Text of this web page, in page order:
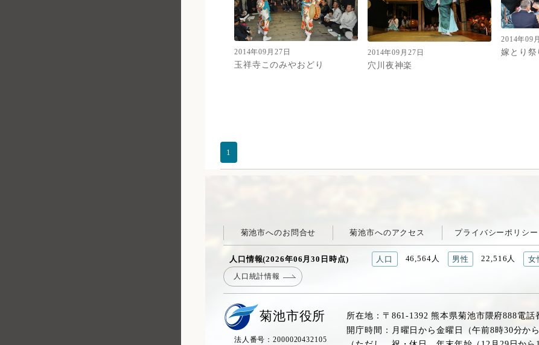
2014年09月27日
玉祥寺このみやおどり
2014年09月27日
穴川夜神楽
2014年09
嫁とり祭
1
菊池市へのお問合せ 菊池市へのアクセス プライバシーポリシー
人口情報(2026年06月30日時点) 人口 46,564人 男性 22,516人 女
人口統計情報
菊池市役所
法人番号：2000020432105
所在地：〒861-1392 熊本県菊池市隈府888電話
開庁時間：月曜日から金曜日（午前8時30分か